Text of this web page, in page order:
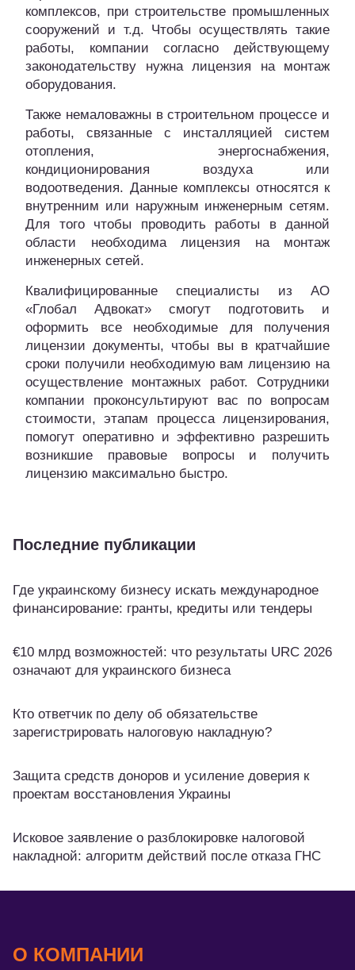
комплексов, при строительстве промышленных
сооружений и т.д. Чтобы осуществлять такие
работы, компании согласно действующему
законодательству нужна лицензия на монтаж
оборудования.
Также немаловажны в строительном процессе и
работы, связанные с инсталляцией систем
отопления, энергоснабжения,
кондиционирования воздуха или
водоотведения. Данные комплексы относятся к
внутренним или наружным инженерным сетям.
Для того чтобы проводить работы в данной
области необходима лицензия на монтаж
инженерных сетей.
Квалифицированные специалисты из АО
«Глобал Адвокат» смогут подготовить и
оформить все необходимые для получения
лицензии документы, чтобы вы в кратчайшие
сроки получили необходимую вам лицензию на
осуществление монтажных работ. Сотрудники
компании проконсультируют вас по вопросам
стоимости, этапам процесса лицензирования,
помогут оперативно и эффективно разрешить
возникшие правовые вопросы и получить
лицензию максимально быстро.
Последние публикации
Где украинскому бизнесу искать международное
финансирование: гранты, кредиты или тендеры
€10 млрд возможностей: что результаты URC 2026
означают для украинского бизнеса
Кто ответчик по делу об обязательстве
зарегистрировать налоговую накладную?
Защита средств доноров и усиление доверия к
проектам восстановления Украины
Исковое заявление о разблокировке налоговой
накладной: алгоритм действий после отказа ГНС
О КОМПАНИИ